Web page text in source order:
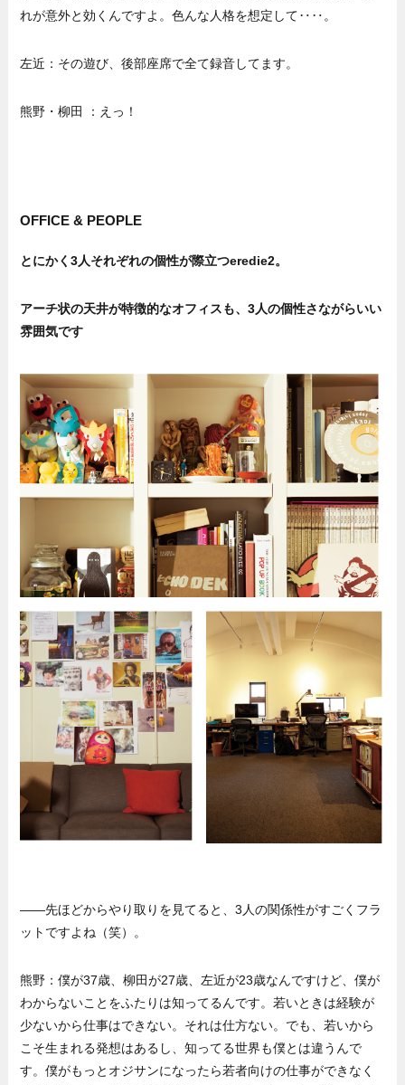
れが意外と効くんですよ。色んな人格を想定して‥‥。
左近：その遊び、後部座席で全て録音してます。
熊野・柳田 ：えっ！
OFFICE & PEOPLE
とにかく3人それぞれの個性が際立つeredie2。
アーチ状の天井が特徴的なオフィスも、3人の個性さながらいい
雰囲気です
——先ほどからやり取りを見てると、3人の関係性がすごくフラ
ットですよね（笑）。
熊野：僕が37歳、柳田が27歳、左近が23歳なんですけど、僕が
わからないことをふたりは知ってるんです。若いときは経験が
少ないから仕事はできない。それは仕方ない。でも、若いから
こそ生まれる発想はあるし、知ってる世界も僕とは違うんで
す。僕がもっとオジサンになったら若者向けの仕事ができなく